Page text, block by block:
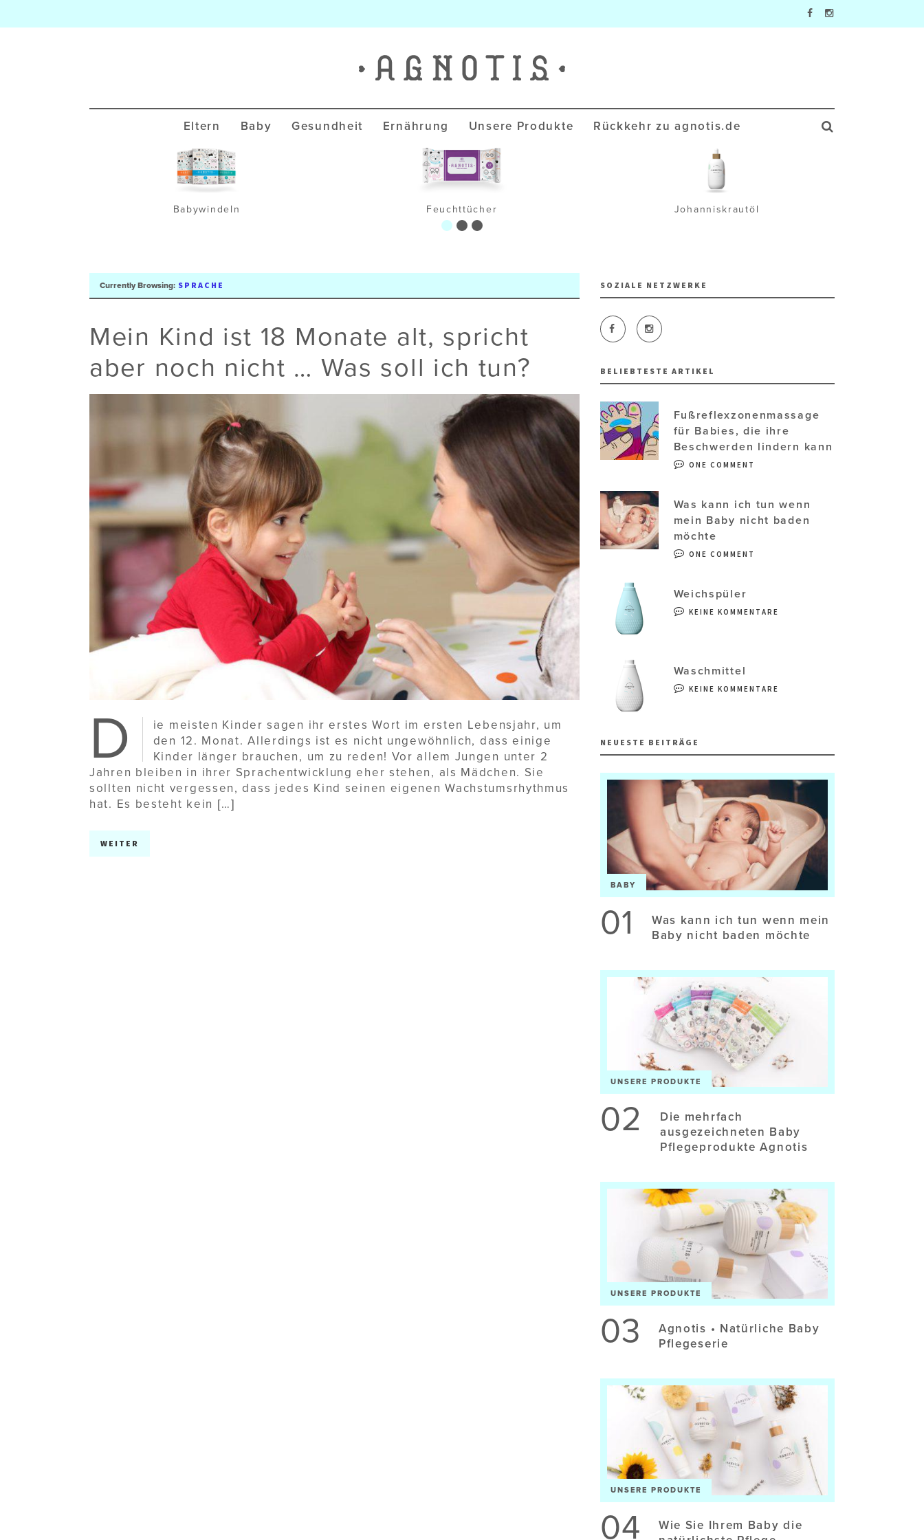
Agnotis Blog
Eltern Baby Gesundheit Ernährung Unsere Produkte Rückkehr zu agnotis.de
Babywindeln Feuchttücher Johanniskrautöl
Currently Browsing: SPRACHE
Mein Kind ist 18 Monate alt, spricht
aber noch nicht … Was soll ich tun?
D
ie meisten Kinder sagen ihr erstes Wort im ersten Lebensjahr, um
den 12. Monat. Allerdings ist es nicht ungewöhnlich, dass einige
Kinder länger brauchen, um zu reden! Vor allem Jungen unter 2
Jahren bleiben in ihrer Sprachentwicklung eher stehen, als Mädchen. Sie
sollten nicht vergessen, dass jedes Kind seinen eigenen Wachstumsrhythmus
hat. Es besteht kein […]
WEITER
SOZIALE NETZWERKE
BELIEBTESTE ARTIKEL
Fußreflexzonenmassage
für Babies, die ihre
Beschwerden lindern kann
ONE COMMENT
Was kann ich tun wenn
mein Baby nicht baden
möchte
ONE COMMENT
Weichspüler
KEINE KOMMENTARE
Waschmittel
KEINE KOMMENTARE
NEUESTE BEITRÄGE
BABY
01
Was kann ich tun wenn mein
Baby nicht baden möchte
UNSERE PRODUKTE
02
Die mehrfach
ausgezeichneten Baby
Pflegeprodukte Agnotis
UNSERE PRODUKTE
03
Agnotis • Natürliche Baby
Pflegeserie
UNSERE PRODUKTE
04
Wie Sie Ihrem Baby die